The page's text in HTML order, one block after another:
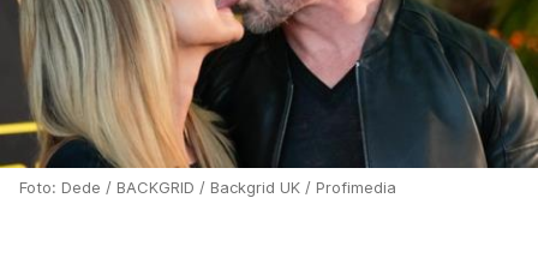
Foto: Dede / BACKGRID / Backgrid UK / Profimedia